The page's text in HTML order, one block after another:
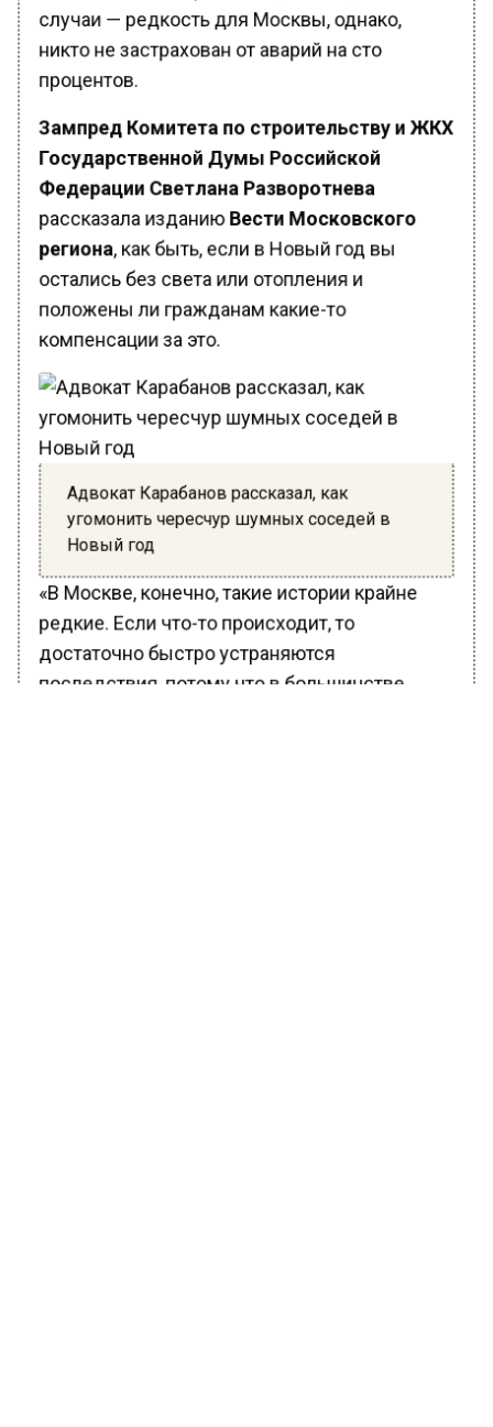
никто не застрахован от аварий на сто
процентов.
Зампред Комитета по строительству и ЖКХ
Государственной Думы Российской
Федерации Светлана Разворотнева
рассказала изданиюВести Московского
региона, как быть, если в Новый год вы
остались без света или отопления и
положены ли гражданам какие-то
компенсации за это.
угомонить чересчур шумных соседей в
Новый год
«В Москве, конечно, такие истории крайне
редкие. Если что-то происходит, то
достаточно быстро устраняются
последствия, потому что в большинстве